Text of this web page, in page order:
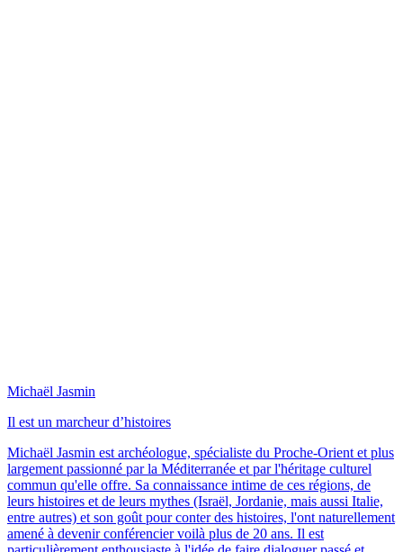
Michaël Jasmin
Il est un marcheur d’histoires
Michaël Jasmin est archéologue, spécialiste du Proche-Orient et plus
largement passionné par la Méditerranée et par l'héritage culturel
commun qu'elle offre. Sa connaissance intime de ces régions, de
leurs histoires et de leurs mythes (Israël, Jordanie, mais aussi Italie,
entre autres) et son goût pour conter des histoires, l'ont naturellement
amené à devenir conférencier voilà plus de 20 ans. Il est